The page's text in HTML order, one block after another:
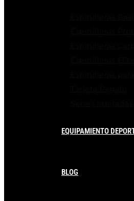
EQUIPAMIENTO
BLOG